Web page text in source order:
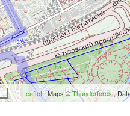
Leaflet| Maps ©Thunderforest,